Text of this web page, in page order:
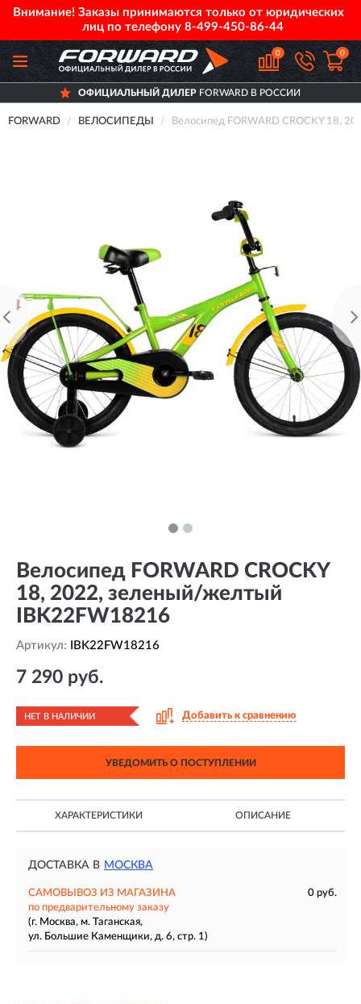
Внимание! Заказы принимаются только от юридических
лиц по телефону 8-499-450-86-44
0 0
ОФИЦИАЛЬНЫЙ ДИЛЕРFORWARD В РОССИИ
FORWARD ВЕЛОСИПЕДЫ Велосипед FORWARD CROCKY 18,
Велосипед FORWARD CROCKY
18, 2022, зеленый/желтый
IBK22FW18216
Артикул: IBK22FW18216
7 290 руб.
НЕТ В НАЛИЧИИ Добавить к сравнению
УВЕДОМИТЬ О ПОСТУПЛЕНИИ
ХАРАКТЕРИСТИКИ ОПИСАНИЕ
ДОСТАВКА В МОСКВА
САМОВЫВОЗ ИЗ МАГАЗИНА
0 руб.
по предварительному заказу
(г. Москва, м. Таганская,
ул. Большие Каменщики, д. 6, стр. 1)